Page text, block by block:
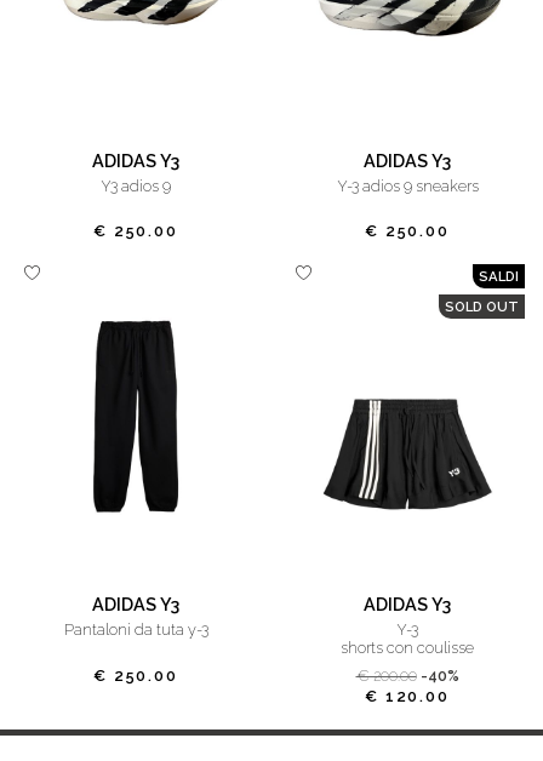
ADIDAS Y3
y3 adios 9
€ 250.00
ADIDAS Y3
y-3 adios 9 sneakers
€ 250.00
ADIDAS Y3
pantaloni da tuta y-3
€ 250.00
SALDI
SOLD OUT
ADIDAS Y3
y-3
shorts con coulisse
€ 200.00 -40%
€ 120.00